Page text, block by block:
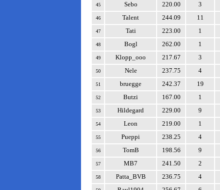
45 Sebo 220.00 3
46 Talent 244.09 11
47 Tati 223.00 1
48 Bogl 262.00 1
49 Klopp_ooo 217.67 3
50 Nele 237.75 4
51 bruegge 242.37 19
52 Butzi 167.00 1
53 Hildegard 229.00 9
54 Leon 219.00 1
55 Pueppi 238.25 4
56 TomB 198.56 9
57 MB7 241.50 2
58 Patta_BVB 236.75 4